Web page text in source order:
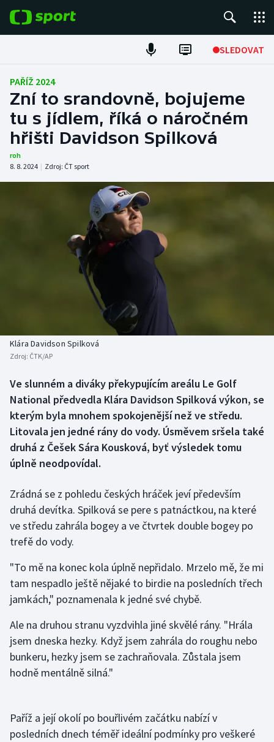
SLEDOVAT
Fotbal
Hokej
Tenis
Atletika
Americký fotbal
Baseball a softbal
Biatlon
Box
Curling
Dostihy
Florbal
Futsal
Golf
Gymnastika
Házená
Jezdectví
Judo
Lezení
NEPŘEHLÉDNĚTE
Aplikace ČT sport
PAŘÍŽ 2024
Zní to srandovně, bojujeme
tu s jídlem, říká o náročném
hřišti Davidson Spilková
roh
8. 8. 2024 | Zdroj: ČT sport
Klára Davidson Spilková
Zdroj: ČTK/AP
Ve slunném a diváky překypujícím areálu Le Golf
National předvedla Klára Davidson Spilková výkon, se
kterým byla mnohem spokojenější než ve středu.
Litovala jen jedné rány do vody. Úsměvem sršela také
druhá z Češek Sára Kousková, byť výsledek tomu
úplně neodpovídal.
Zrádná se z pohledu českých hráček jeví především
druhá devítka. Spilková se pere s patnáctkou, na které
ve středu zahrála bogey a ve čtvrtek double bogey po
trefě do vody.
"To mě na konec kola úplně nepřidalo. Mrzelo mě, že mi
tam nespadlo ještě nějaké to birdie na posledních třech
jamkách," poznamenala k jedné své chybě.
Ale na druhou stranu vyzdvihla jiné skvělé rány. "Hrála
jsem dneska hezky. Když jsem zahrála do roughu nebo
bunkeru, hezky jsem se zachraňovala. Zůstala jsem
hodně mentálně silná."
Paříž a její okolí po bouřlivém začátku nabízí v
posledních dnech téměř ideální podmínky pro veškeré